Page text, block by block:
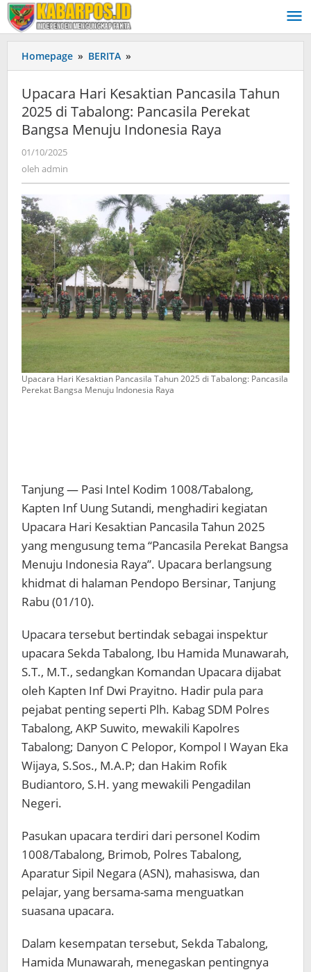
Lewati
ke
konten
Homepage » BERITA »
Hari
Kesaktian
Pancasila
Tahun
2025
Perekat
Bangsa
Menuju
Indonesia
Raya
Upacara Hari Kesaktian Pancasila Tahun
2025 di Tabalong: Pancasila Perekat
Bangsa Menuju Indonesia Raya
01/10/2025
oleh admin
Upacara Hari Kesaktian Pancasila Tahun 2025 di Tabalong: Pancasila
Perekat Bangsa Menuju Indonesia Raya
Tanjung — Pasi Intel Kodim 1008/Tabalong,
Kapten Inf Uung Sutandi, menghadiri kegiatan
Upacara Hari Kesaktian Pancasila Tahun 2025
yang mengusung tema “Pancasila Perekat Bangsa
Menuju Indonesia Raya”. Upacara berlangsung
khidmat di halaman Pendopo Bersinar, Tanjung
Rabu (01/10).
Upacara tersebut bertindak sebagai inspektur
upacara Sekda Tabalong, Ibu Hamida Munawarah,
S.T., M.T., sedangkan Komandan Upacara dijabat
oleh Kapten Inf Dwi Prayitno. Hadir pula para
pejabat penting seperti Plh. Kabag SDM Polres
Tabalong, AKP Suwito, mewakili Kapolres
Tabalong; Danyon C Pelopor, Kompol I Wayan Eka
Wijaya, S.Sos., M.A.P; dan Hakim Rofik
Budiantoro, S.H. yang mewakili Pengadilan
Negeri.
Pasukan upacara terdiri dari personel Kodim
1008/Tabalong, Brimob, Polres Tabalong,
Aparatur Sipil Negara (ASN), mahasiswa, dan
pelajar, yang bersama-sama menguatkan
suasana upacara.
Dalam kesempatan tersebut, Sekda Tabalong,
Hamida Munawarah, menegaskan pentingnya